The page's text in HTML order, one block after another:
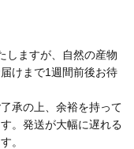
しますが、自然の産物
けまで1週間前後お待
承の上、余裕を持って
。発送が大幅に遅れる
。